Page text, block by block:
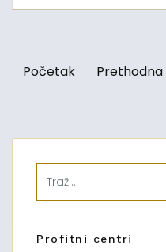
Početak Prethodna
Profitni centri